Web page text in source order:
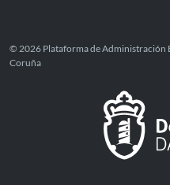
© 2026 Plataforma de Administración
Coruña